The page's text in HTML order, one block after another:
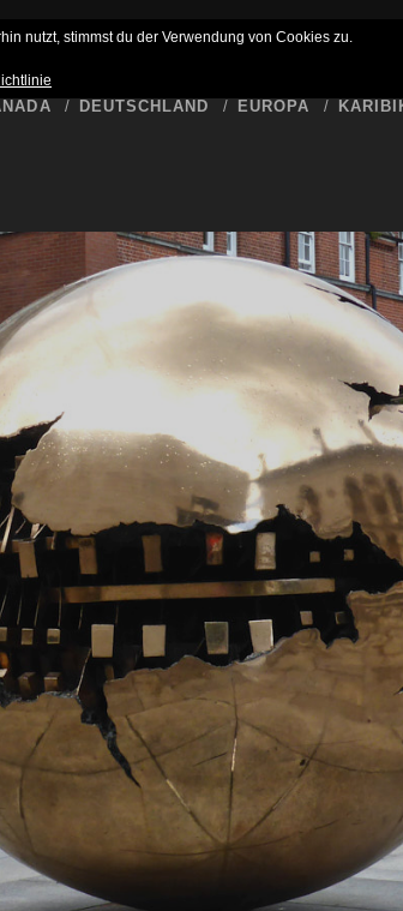
LIST WER SCHREIBT HIER
DEUTSCHLAND EUROPA
nutzt, stimmst du der Verwendung von Cookies zu.